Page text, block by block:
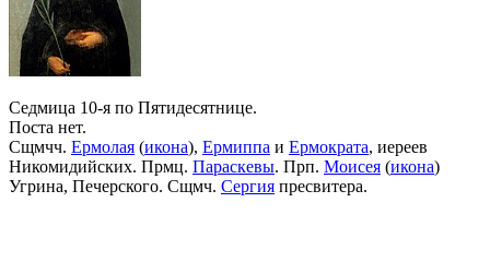
Седмица 10-я по Пятидесятнице.
Поста нет.
Сщмчч. Ермолая (икона), Ермиппа и Ермократа, иереев
Никомидийских. Прмц. Параскевы. Прп. Моисея (икона)
Угрина, Печерского. Сщмч. Сергия пресвитера.